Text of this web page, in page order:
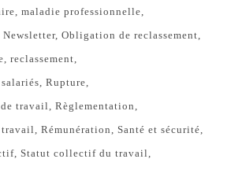
maladie professionnelle
Newsletter Obligation de reclassement
reclassement
Rupture
travail Règlementation
travail Rémunération Santé et sécurité
Statut collectif du travail